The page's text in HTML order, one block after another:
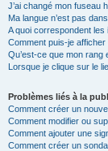
J’ai changé mon fuseau
Ma langue n’est pas
A quoi correspondent les
Comment puis-je
Qu’est-ce que mon rang
Lorsque je clique sur le
Problèmes liés à la
Comment créer un
Comment modifier ou
Comment ajouter une
Comment créer un